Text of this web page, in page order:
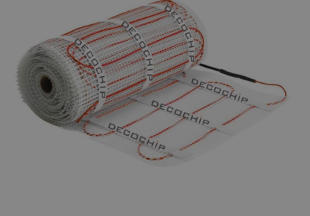
PU GIETVLOER
Gietvloer woonruimte